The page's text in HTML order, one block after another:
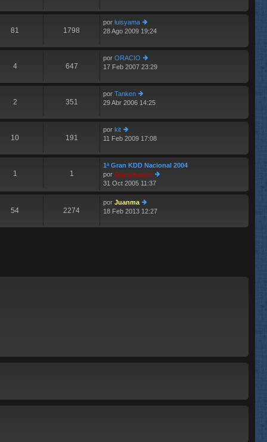
n
s
aj
im
m
n
aj
81 1798
por luisyama
er
im
o
m
n
s
aj
28 Ago 2009 19:24
4 647
por ORACIO
er
im
o
m
n
aj
17 Feb 2007 23:29
2 351
por Tanken
er
im
m
n
s
aj
e
29 Abr 2006 14:25
10 191
por kit
er
im
o
m
e
n
s
aj
11 Feb 2009 17:08
1 1
1ª Gran KDD Nacional 2004
por Güesmaster
er
últ
o
e
31 Oct 2005 11:37
54 2274
por Juanma
er
im
18 Feb 2013 12:27